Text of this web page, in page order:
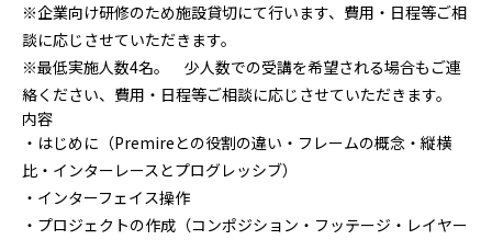
※企業向け研修のため施設貸切にて行います、費用・日程等ご相
談に応じさせていただきます。
※最低実施人数4名。 少人数での受講を希望される場合もご連
絡ください、費用・日程等ご相談に応じさせていただきます。
内容
・はじめに（Premireとの役割の違い・フレームの概念・縦横
比・インターレースとプログレッシブ）
・インターフェイス操作
・プロジェクトの作成（コンポジション・フッテージ・レイヤー